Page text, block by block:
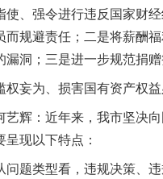
使、强令进行违反国家财
而规避责任；二是将薪酬
漏洞；三是进一步规范捐
为、损害国有资产权益
：近年来，我市坚决向
呈现以下特点：
类型看，违规决策、违